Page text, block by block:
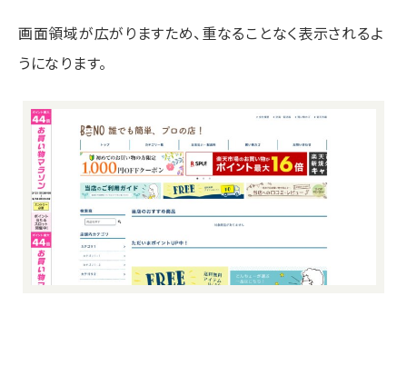
画面領域が広がりますため、重なることなく表示されるよ
うになります。